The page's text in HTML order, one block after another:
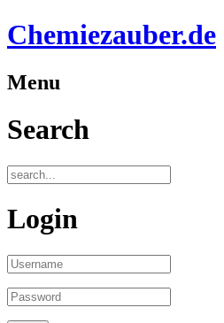
Chemiezauber.de
Menu
Search
Login